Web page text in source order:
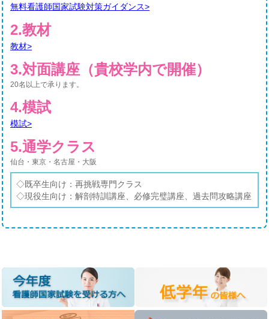
無料看護師国家試験対策ガイダンス>
2.教材
教材>
3.対面講座（貴校学内で開催）
20名以上で承ります。
4.模試
模試>
5.通学クラス
仙台・東京・名古屋・大阪
◇既卒生向け：再挑戦専門クラス
◇現役生向け：解剖特訓講座、必修完璧講座、過去問攻略講座